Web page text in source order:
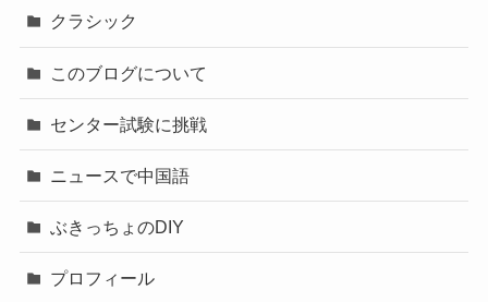
クラシック
このブログについて
センター試験に挑戦
ニュースで中国語
ぶきっちょのDIY
プロフィール